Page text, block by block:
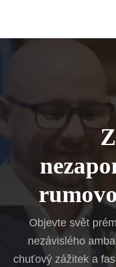
Objevte svět
nezávislého
chuťový zážitek a